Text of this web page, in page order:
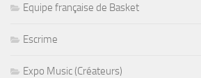
Equipe française de Basket
Escrime
Expo Music (Créateurs)